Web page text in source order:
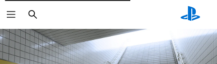
Поиск